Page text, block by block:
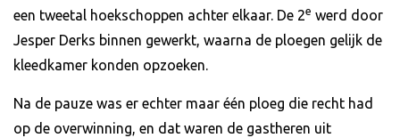
een tweetal hoekschoppen achter elkaar. De 2e werd door
Jesper Derks binnen gewerkt, waarna de ploegen gelijk de
kleedkamer konden opzoeken.
Na de pauze was er echter maar één ploeg die recht had
op de overwinning, en dat waren de gastheren uit